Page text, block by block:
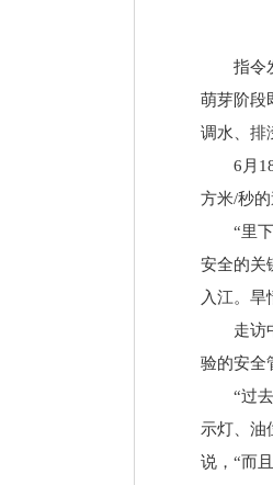
指令
萌芽阶段
调水、排
6月
方米/秒
“里
安全的关
入江。旱
走访
验的安全
“过
示灯、油
说，“而